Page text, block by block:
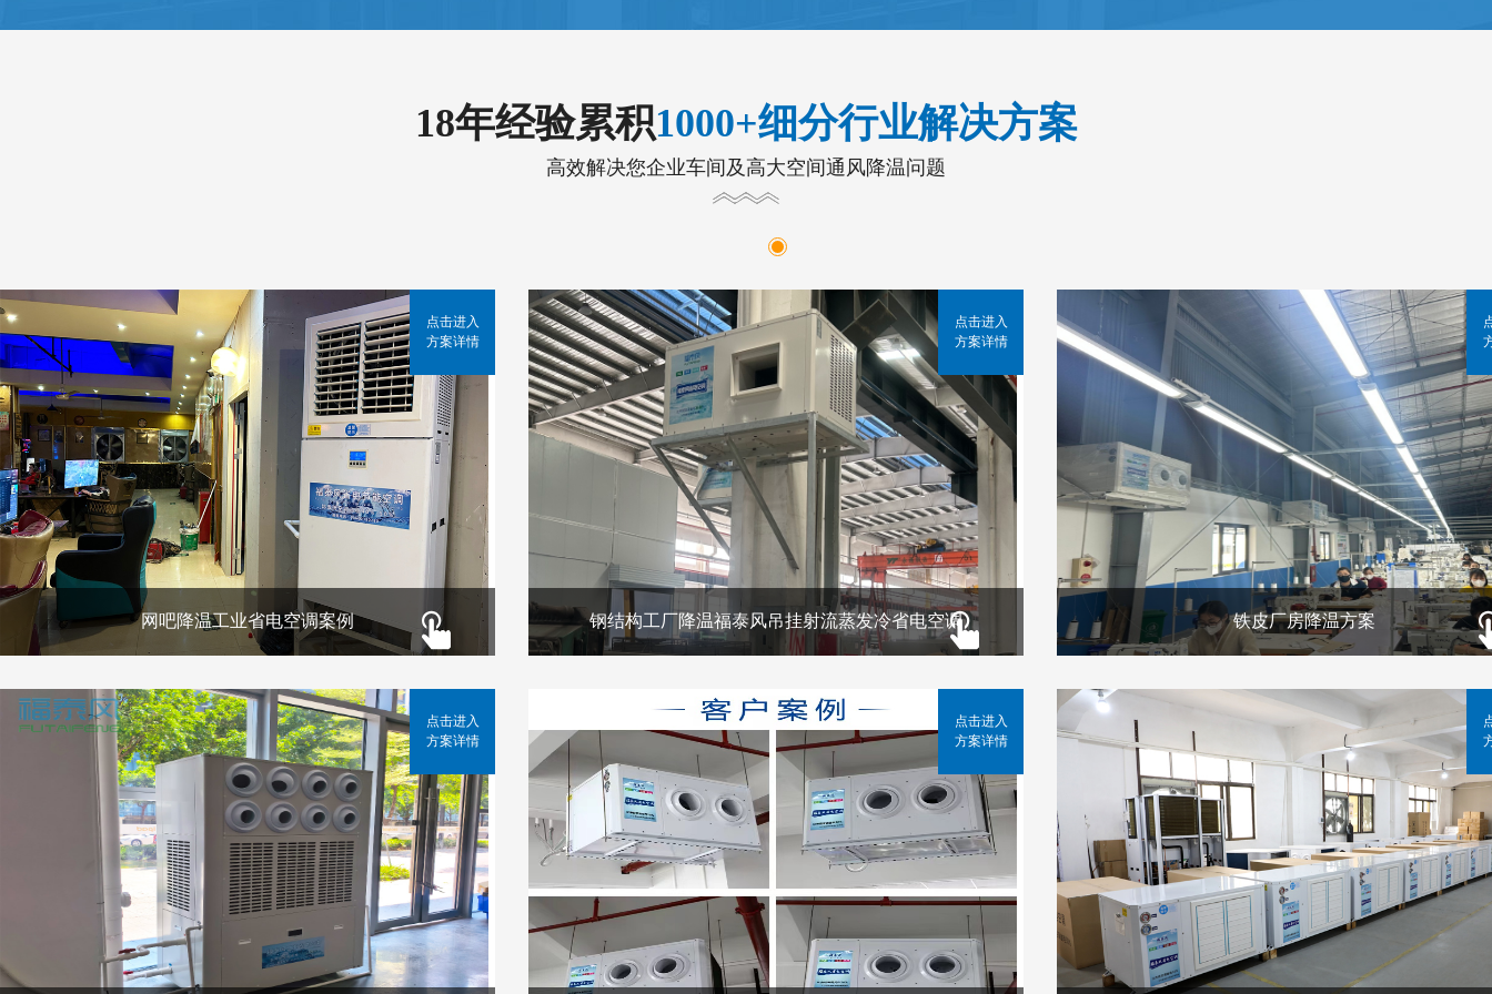
18年经验累积1000+细分行业解决方案
高效解决您企业车间及高大空间通风降温问题
网吧降温工业省电空调案例
点击进入
方案详情
钢结构工厂降温福泰风吊挂射流蒸发冷省电空调
点击进入
方案详情
铁皮厂房降温方案
点击进入
方案详情
点击进入
方案详情